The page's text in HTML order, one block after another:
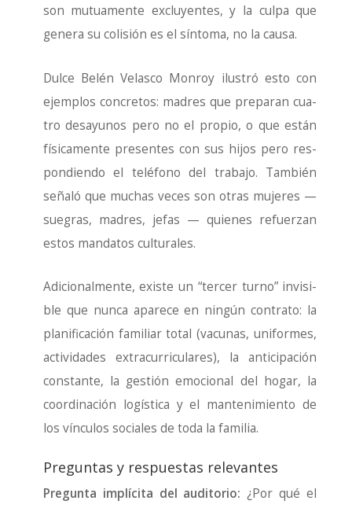
son mutua­men­te exclu­yen­tes, y la cul­pa que
gene­ra su coli­sión es el sín­to­ma, no la cau­sa.
Dul­ce Belén Velas­co Mon­roy ilus­tró esto con
ejem­plos con­cre­tos: madres que pre­pa­ran cua­
tro desa­yu­nos pero no el pro­pio, o que están
físi­ca­men­te pre­sen­tes con sus hijos pero res­
pon­dien­do el telé­fono del tra­ba­jo. Tam­bién
seña­ló que muchas veces son otras muje­res —
sue­gras, madres, jefas — quie­nes refuer­zan
estos man­da­tos cul­tu­ra­les.
Adi­cio­nal­men­te, exis­te un “ter­cer turno” invi­si­
ble que nun­ca apa­re­ce en nin­gún con­tra­to: la
pla­ni­fi­ca­ción fami­liar total (vacu­nas, uni­for­mes,
acti­vi­da­des extra­cu­rri­cu­la­res), la anti­ci­pa­ción
cons­tan­te, la ges­tión emo­cio­nal del hogar, la
coor­di­na­ción logís­ti­ca y el man­te­ni­mien­to de
los víncu­los socia­les de toda la fami­lia.
Preguntas y respuestas relevantes
Pre­gun­ta implí­ci­ta del audi­to­rio: ¿Por qué el